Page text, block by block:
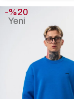
%20
Yeni